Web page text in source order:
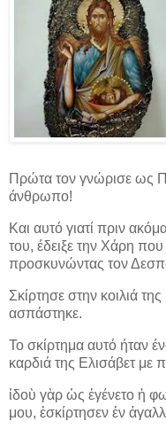
Πρώτα τον γνώρισε ως
άνθρωπο!
Και αυτό γιατί πριν
του, έδειξε την Χάρη
προσκυνώντας τον
Σκίρτησε στην κοιλιά
ασπάστηκε.
Το σκίρτημα αυτό ήταν
καρδιά της Ελισάβετ με
ἰδοὺ γὰρ ὡς ἐγένετο ἡ
μου, ἐσκίρτησεν ἐν